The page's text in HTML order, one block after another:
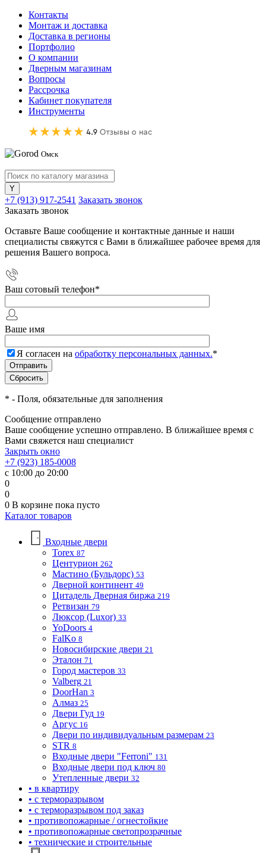
Контакты
Монтаж и доставка
Доставка в регионы
Портфолио
О компании
Дверным магазинам
Вопросы
Рассрочка
Кабинет покупателя
Инструменты
Омск
+7 (913) 917-2541 Заказать звонок
Заказать звонок
Оставьте Ваше сообщение и контактные данные и наши
специалисты свяжутся с Вами в ближайшее рабочее время для
решения Вашего вопроса.
Ваш сотовый телефон*
Ваше имя
Я согласен на обработку персональных данных.*
* - Поля, обязательные для заполнения
Сообщение отправлено
Ваше сообщение успешно отправлено. В ближайшее время с
Вами свяжется наш специалист
Закрыть окно
+7 (923) 185-0008
с 10:00 до 20:00
0
0
0 В корзине пока пусто
Каталог товаров
Входные двери
Torex 87
Центурион 262
Мастино (Бульдорс) 53
Дверной континент 49
Цитадель Дверная биржа 219
Ретвизан 79
Люксор (Luxor) 33
YoDoors 4
FalKo 8
Новосибирские двери 21
Эталон 71
Город мастеров 33
Valberg 21
DoorHan 3
Алмаз 25
Двери Гуд 19
Аргус 16
Двери по индивидуальным размерам 23
STR 8
Входные двери "Ferroni" 131
Входные двери под ключ 80
Утепленные двери 32
• в квартиру
• с терморазрывом
• с терморазрывом под заказ
• противопожарные / огнестойкие
• противопожарные светопрозрачные
• технические и строительные